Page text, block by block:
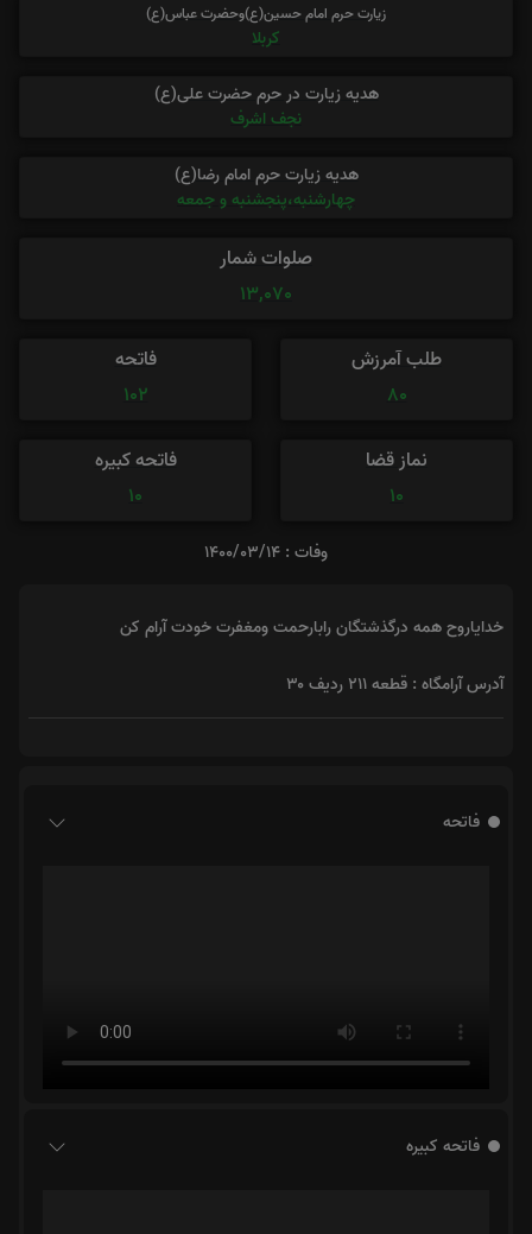
زیارت حرم امام حسین(ع)وحضرت عباس(ع)
کربلا
هدیه زیارت در حرم حضرت علی(ع)
نجف اشرف
هدیه زیارت حرم امام رضا(ع)
چهارشنبه،پنجشنبه و جمعه
صلوات شمار
13,070
طلب آمرزش
80
فاتحه
102
نماز قضا
10
فاتحه کبیره
10
وفات : 1400/03/14
خدایاروح همه درگذشتگان رابارحمت ومغفرت خودت آرام کن
آدرس آرامگاه : قطعه ۲۱۱ ردیف ۳۰
فاتحه
فاتحه کبیره